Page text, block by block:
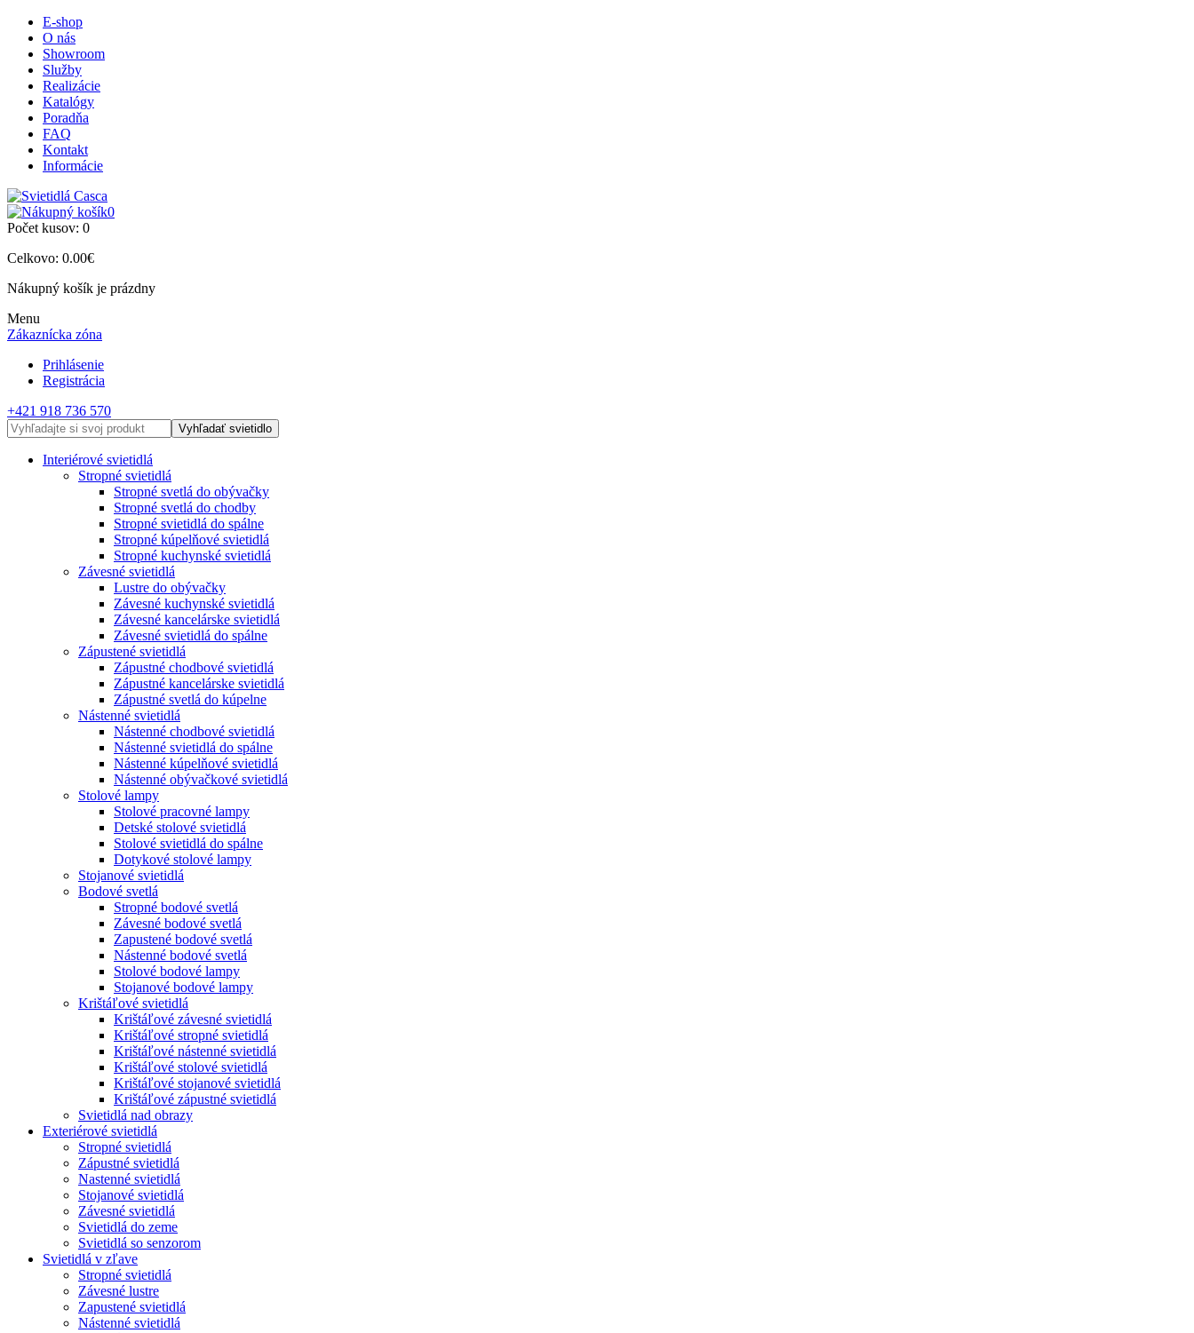
E-shop
O nás
Showroom
Služby
Realizácie
Katalógy
Poradňa
FAQ
Kontakt
Informácie
0
Počet kusov: 0
Celkovo: 0.00€
Nákupný košík je prázdny
Menu
Zákaznícka zóna
Prihlásenie
Registrácia
+421 918 736 570
Vyhľadať svietidlo
Interiérové svietidlá
Stropné svietidlá
Stropné svetlá do obývačky
Stropné svetlá do chodby
Stropné svietidlá do spálne
Stropné kúpelňové svietidlá
Stropné kuchynské svietidlá
Závesné svietidlá
Lustre do obývačky
Závesné kuchynské svietidlá
Závesné kancelárske svietidlá
Závesné svietidlá do spálne
Zápustené svietidlá
Zápustné chodbové svietidlá
Zápustné kancelárske svietidlá
Zápustné svetlá do kúpelne
Nástenné svietidlá
Nástenné chodbové svietidlá
Nástenné svietidlá do spálne
Nástenné kúpelňové svietidlá
Nástenné obývačkové svietidlá
Stolové lampy
Stolové pracovné lampy
Detské stolové svietidlá
Stolové svietidlá do spálne
Dotykové stolové lampy
Stojanové svietidlá
Bodové svetlá
Stropné bodové svetlá
Závesné bodové svetlá
Zapustené bodové svetlá
Nástenné bodové svetlá
Stolové bodové lampy
Stojanové bodové lampy
Krištáľové svietidlá
Krištáľové závesné svietidlá
Krištáľové stropné svietidlá
Krištáľové nástenné svietidlá
Krištáľové stolové svietidlá
Krištáľové stojanové svietidlá
Krištáľové zápustné svietidlá
Svietidlá nad obrazy
Exteriérové svietidlá
Stropné svietidlá
Zápustné svietidlá
Nastenné svietidlá
Stojanové svietidlá
Závesné svietidlá
Svietidlá do zeme
Svietidlá so senzorom
Svietidlá v zľave
Stropné svietidlá
Závesné lustre
Zapustené svietidlá
Nástenné svietidlá